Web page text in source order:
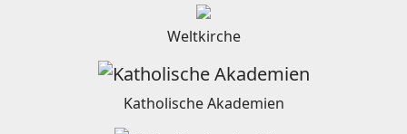
Weltkirche
Katholische Akademien